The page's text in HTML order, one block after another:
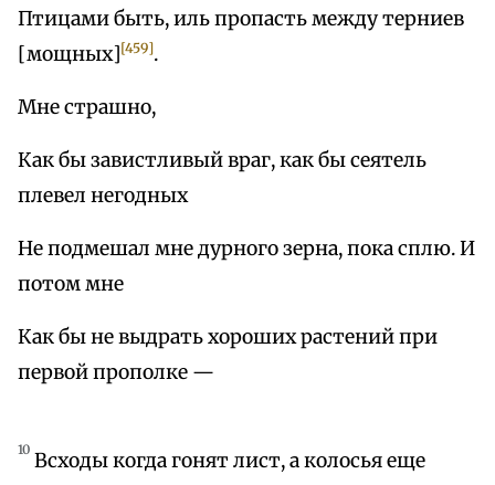
Птицами быть, иль пропасть между терниев
[мощных][459].
Мне страшно,
Как бы завистливый враг, как бы сеятель
плевел негодных
Не подмешал мне дурного зерна, пока сплю. И
потом мне
Как бы не выдрать хороших растений при
первой прополке —
10 Всходы когда гонят лист, а колосья еще